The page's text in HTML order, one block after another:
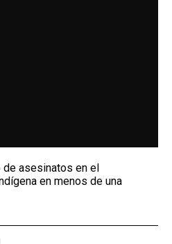
de asesinatos en el
en menos de una